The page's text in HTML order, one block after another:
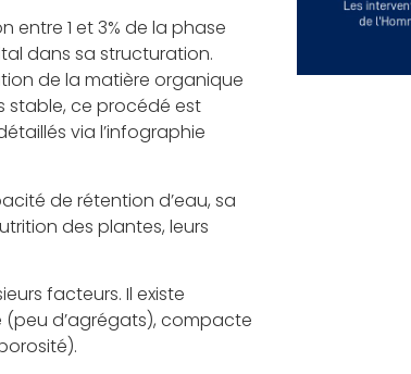
entre 1 et 3% de la phase
dans sa structuration.
de la matière organique
stable, ce procédé est
via l’infographie
de rétention d’eau, sa
des plantes, leurs
facteurs. Il existe
d’agrégats), compacte